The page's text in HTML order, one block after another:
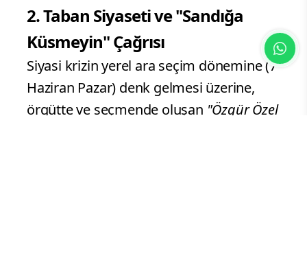
2. Taban Siyaseti ve "Sandığa
Küsmeyin" Çağrısı
Siyasi krizin yerel ara seçim dönemine (7
Haziran Pazar) denk gelmesi üzerine,
örgütte ve seçmende oluşan "Özgür Özel